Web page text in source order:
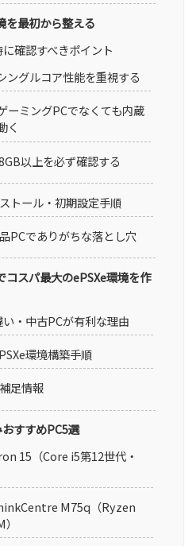
を最初から整える
確認すべきポイント
ングルコア性能を重視する
ーミングPCでなくても内蔵
く
以上を必ず確認する
トール・初期設定手順
PCでありがちな落とし穴
コスパ最大のePSXe環境を作
・中古PCが有利な理由
環境構築手順
足情報
すすめPC5選
15（Core i5第12世代・
M75q（Ryzen